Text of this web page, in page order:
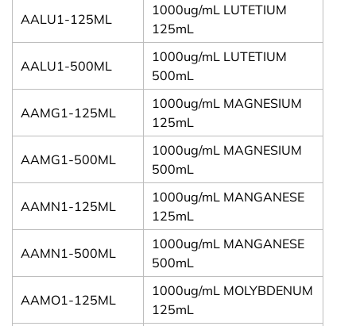
AALU1-125ML
1000ug/mL LUTETIUM
125mL
AALU1-500ML
1000ug/mL LUTETIUM
500mL
AAMG1-125ML
1000ug/mL MAGNESIUM
125mL
AAMG1-500ML
1000ug/mL MAGNESIUM
500mL
AAMN1-125ML
1000ug/mL MANGANESE
125mL
AAMN1-500ML
1000ug/mL MANGANESE
500mL
AAMO1-125ML
1000ug/mL MOLYBDENUM
125mL